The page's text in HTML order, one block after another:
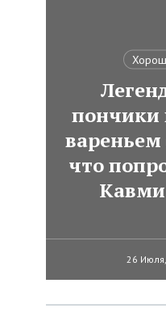
пончики
вареньем
что
26